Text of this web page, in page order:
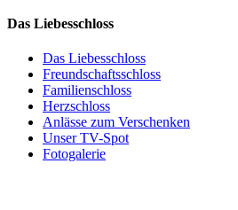
Das Liebesschloss
Das Liebesschloss
Freundschaftsschloss
Familienschloss
Herzschloss
Anlässe zum Verschenken
Unser TV-Spot
Fotogalerie